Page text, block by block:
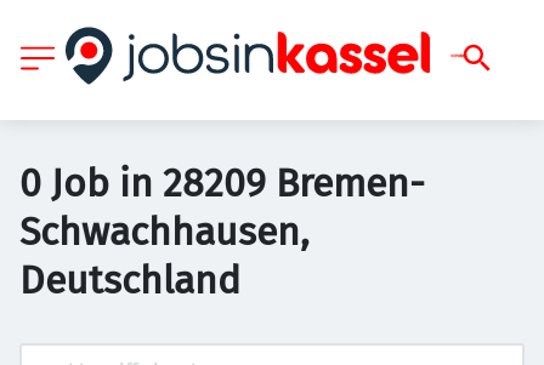
0 Job in 28209 Bremen-
Schwachhausen,
Deutschland